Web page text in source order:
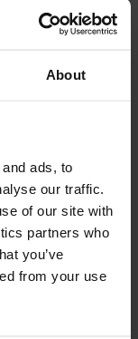
About
ads, to
our traffic.
of our site with
partners who
you’ve
from your use
CVE,
soluciones de